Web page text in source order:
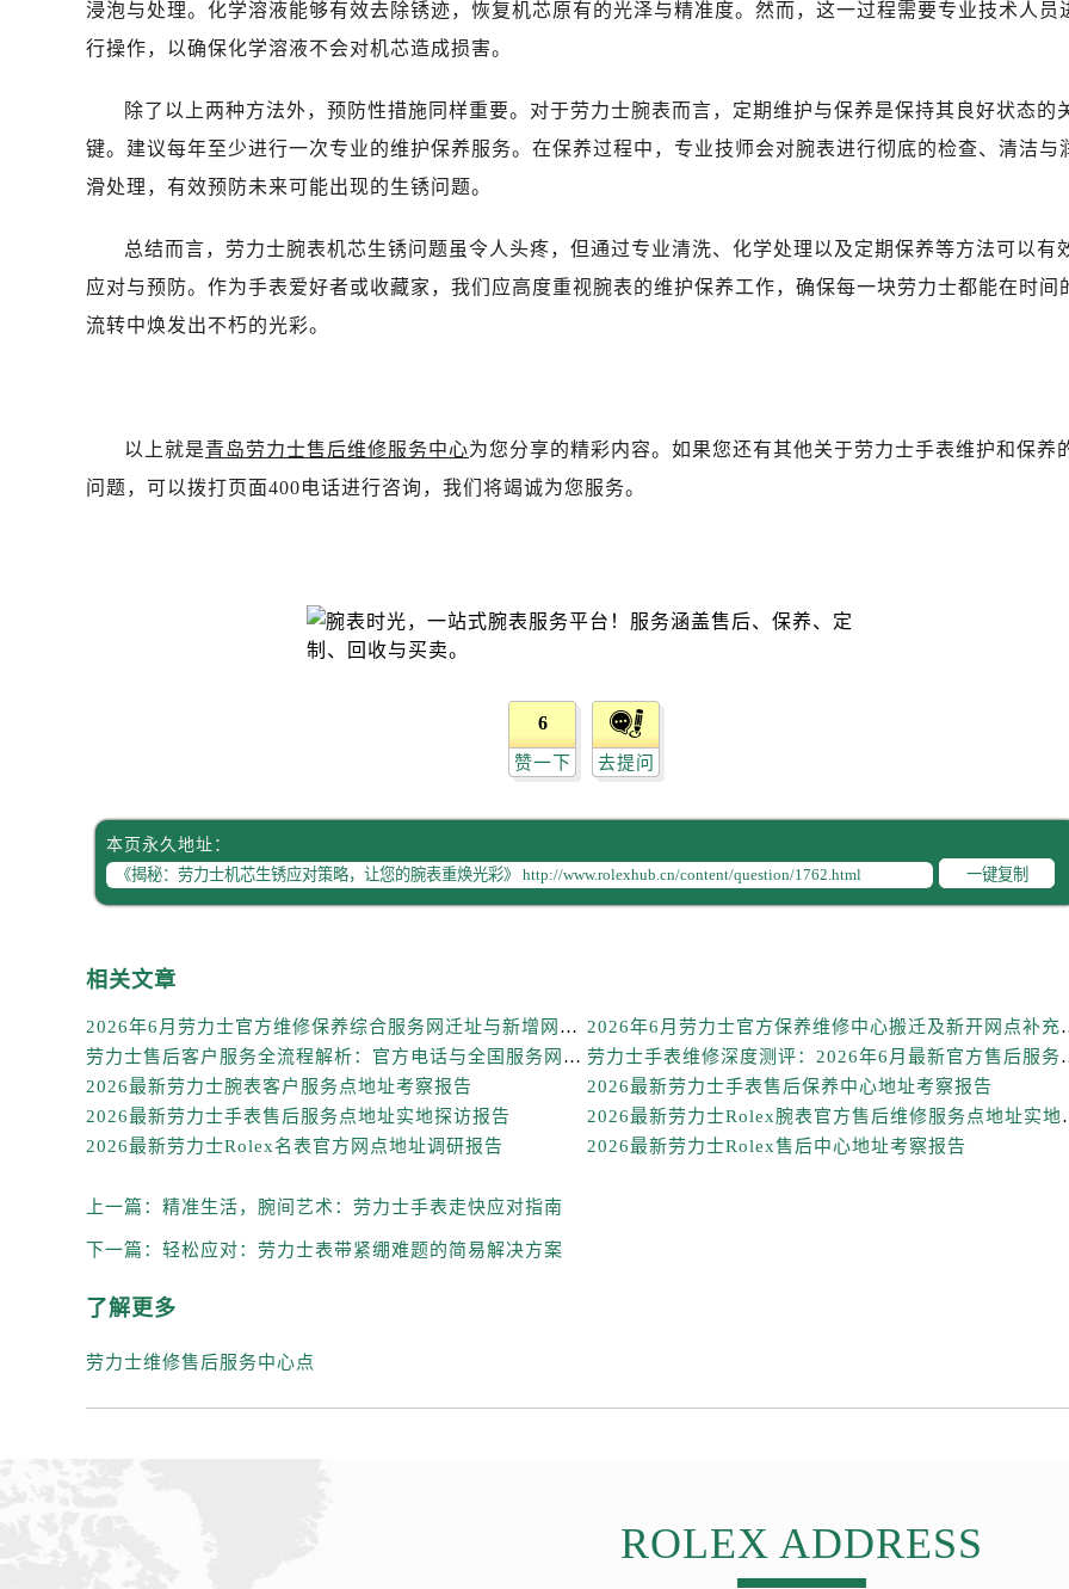
黑龙江省佳木斯市向阳区长安路劳力士售后服务中心（需提前预约）
黑龙江省牡丹江市东安区太平路劳力士售后服务中心（需提前预约）
黑龙江省齐齐哈尔市龙沙区龙华路劳力士售后服务中心（需提前预约）
黑龙江省双鸭山市尖山区新兴大街劳力士售后服务中心（需提前预约）
黑龙江省绥化市北林区新华街与康庄路交叉口劳力士售后服务中心（需提前预约）
吉林省白城市洮北区明仁南街劳力士售后服务中心（需提前预约）
吉林省白山市浑江区浑江大街劳力士售后服务中心（需提前预约）
吉林省松原市宁江区五环大街劳力士售后服务中心（需提前预约）
吉林省通化市东昌区环通乡江南大街劳力士售后服务中心（需提前预约）
辽宁省朝阳市双塔区新华路劳力士售后服务中心（需提前预约）
辽宁省丹东市振兴区七经街劳力士售后服务中心（需提前预约）
辽宁省阜新市海州区解放大街劳力士售后服务中心（需提前预约）
辽宁省葫芦岛市连山区中央路劳力士售后服务中心（需提前预约）
辽宁省锦州市古塔区中央大街劳力士售后服务中心（需提前预约）
辽宁省铁岭市银州区南马路劳力士售后服务中心（需提前预约）
辽宁省营口市站前区市府路与渤海大街交叉口劳力士售后服务中心（需提前预约）
北京市东城区东长安街1号王府井东方广场W3座6层602室劳力士售后服务中心（需提前预约）
河北省保定市竞秀区朝阳北大街北国先天下劳力士售后服务中心（需提前预约）
内蒙古自治区阿拉善盟市左旗土尔扈特大街劳力士售后服务中心（需提前预约）
内蒙古自治区巴彦淖尔市临河区新华街劳力士售后服务中心（需提前预约）
内蒙古自治区赤峰市红山区哈达街劳力士售后服务中心（需提前预约）
内蒙古自治区鄂尔多斯市东胜区伊金霍洛街劳力士售后服务中心（需提前预约）
内蒙古自治区锡林郭勒盟市锡林浩特市光明街与额尔敦路交叉口劳力士售后服务中心（需提前预约）
山西省晋中市榆次区顺城街劳力士售后服务中心（需提前预约）
山西省临汾市尧都区解放路劳力士售后服务中心（需提前预约）
浸泡与处理。化学溶液能够有效去除锈迹，恢复机芯原有的光泽与精准度。然而，这一过程需要专业技术人员
行操作，以确保化学溶液不会对机芯造成损害。
除了以上两种方法外，预防性措施同样重要。对于劳力士腕表而言，定期维护与保养是保持其良好状态的
键。建议每年至少进行一次专业的维护保养服务。在保养过程中，专业技师会对腕表进行彻底的检查、清洁与
滑处理，有效预防未来可能出现的生锈问题。
总结而言，劳力士腕表机芯生锈问题虽令人头疼，但通过专业清洗、化学处理以及定期保养等方法可以有
应对与预防。作为手表爱好者或收藏家，我们应高度重视腕表的维护保养工作，确保每一块劳力士都能在时间
流转中焕发出不朽的光彩。
以上就是青岛劳力士售后维修服务中心为您分享的精彩内容。如果您还有其他关于劳力士手表维护和保养
问题，可以拨打页面400电话进行咨询，我们将竭诚为您服务。
6
赞一下 去提问
本页永久地址：
一键复制
相关文章
2026年6月劳力士官方维修保养综合服务网迁址与新增网点补充公示文件定稿
2026年6月劳力士
劳力士售后客户服务全流程解析：官方电话与全国服务网点布局（2026年6月最新更新）
劳力士手表维修
2026最新劳力士腕表客户服务点地址考察报告
2026最新劳力士手表售后保养中心地址考察报告
2026最新劳力士手表售后服务点地址实地探访报告
2026最新劳
2026最新劳力士Rolex名表官方网点地址调研报告
2026最新劳力士Rolex售后中心地址考察报告
上一篇： 精准生活，腕间艺术：劳力士手表走快应对指南
下一篇： 轻松应对：劳力士表带紧绷难题的简易解决方案
了解更多
劳力士维修售后服务中心点
ROLEX ADDRESS